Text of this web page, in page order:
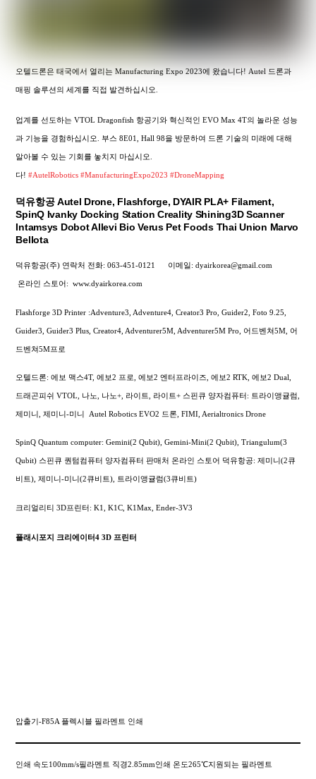
오텔드론은 태국에서 열리는 Manufacturing Expo 2023에 왔습니다! Autel 드론과
매핑 솔루션의 세계를 직접 발견하십시오.
업계를 선도하는 VTOL Dragonfish 항공기와 혁신적인 EVO Max 4T의 놀라운 성능
과 기능을 경험하십시오. 부스 8E01, Hall 98을 방문하여 드론 기술의 미래에 대해
알아볼 수 있는 기회를 놓치지 마십시오.
다!#AutelRobotics #ManufacturingExpo2023 #DroneMapping
덕유항공 Autel Drone, Flashforge, DYAIR PLA+ Filament,
SpinQ Ivanky Docking Station Creality Shining3D Scanner
Intamsys Dobot Allevi Bio Verus Pet Foods Thai Union Marvo
Bellota
덕유항공(주) 연락처 전화: 063-451-0121 이메일: dyairkorea@gmail.com
온라인 스토어: www.dyairkorea.com
Flashforge 3D Printer :Adventure3, Adventure4, Creator3 Pro, Guider2, Foto 9.25,
Guider3, Guider3 Plus, Creator4, Adventurer5M, Adventurer5M Pro, 어드벤쳐5M, 어
드벤쳐5M프로
오텔드론: 에보 맥스4T, 에보2 프로, 에보2 엔터프라이즈, 에보2 RTK, 에보2 Dual,
드래곤피쉬 VTOL, 나노, 나노+, 라이트, 라이트+ 스핀큐 양자컴퓨터: 트라이앵귤럼,
제미니, 제미니-미니 Autel Robotics EVO2 드론, FIMI, Aerialtronics Drone
SpinQ Quantum computer: Gemini(2 Qubit), Gemini-Mini(2 Qubit), Triangulum(3
Qubit) 스핀큐 퀀텀컴퓨터 양자컴퓨터 판매처 온라인 스토어 덕유항공: 제미니(2큐
비트), 제미니-미니(2큐비트), 트라이앵귤럼(3큐비트)
크리얼리티 3D프린터: K1, K1C, K1Max, Ender-3V3
플래시포지 크리에이터4 3D 프린터
압출기-F85A 플렉시블 필라멘트 인쇄
인쇄 속도100mm/s필라멘트 직경2.85mm인쇄 온도265℃지원되는 필라멘트